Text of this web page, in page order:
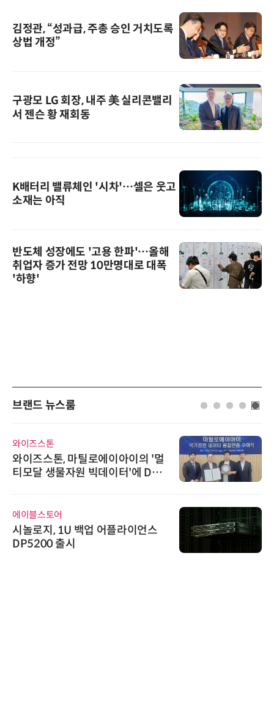
김정관, “성과급, 주총 승인 거치도록
상법 개정”
구광모 LG 회장, 내주 美 실리콘밸리
서 젠슨 황 재회동
K배터리 밸류체인 '시차'…셀은 웃고
소재는 아직
반도체 성장에도 '고용 한파'…올해
취업자 증가 전망 10만명대로 대폭
'하향'
브랜드 뉴스룸
와이즈스톤
와이즈스톤, 마틸로에이아이의 '멀
티모달 생물자원 빅데이터'에 DQ
에이블스토어
시놀로지, 1U 백업 어플라이언스
DP5200 출시